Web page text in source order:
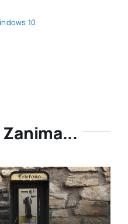
10
Zanima...